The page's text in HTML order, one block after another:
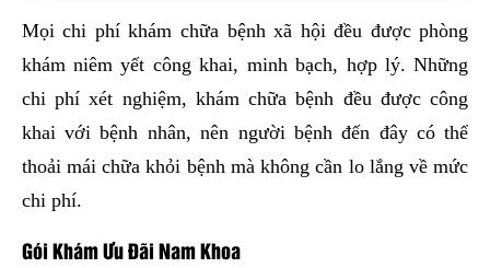
Mọi chi phí khám chữa bệnh xã hội đều được phòng
khám niêm yết công khai, minh bạch, hợp lý. Những
chi phí xét nghiệm, khám chữa bệnh đều được công
khai với bệnh nhân, nên người bệnh đến đây có thể
thoải mái chữa khỏi bệnh mà không cần lo lắng về mức
chi phí.
Gói Khám Ưu Đãi Nam Khoa